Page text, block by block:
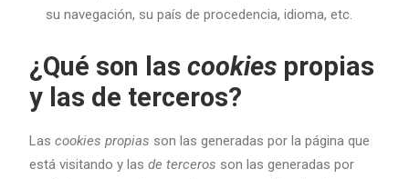
su navegación, su país de procedencia, idioma, etc.
¿Qué son las cookies propias
y las de terceros?
Las cookies propias son las generadas por la página que
está visitando y las de terceros son las generadas por